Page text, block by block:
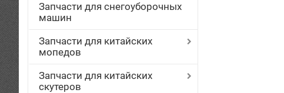
Запчасти для снегоуборочных
машин
Запчасти для китайских
мопедов
Запчасти для китайских
скутеров